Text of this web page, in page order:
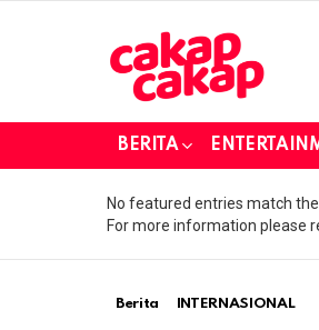
BERITA
No featured entries match the
For more information please
Berita INTERNASIONAL